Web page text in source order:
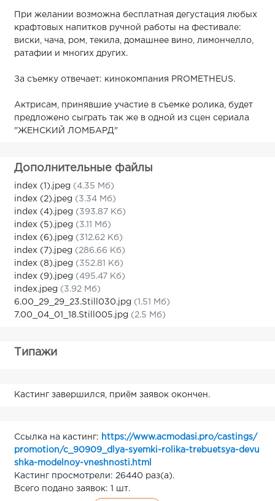
При желании возможна бесплатная дегустация любых
крафтовых напитков ручной работы на фестивале:
виски, чача, ром, текила, домашнее вино, лимончелло,
ратафии и многих других.
За съемку отвечает: кинокомпания PROMETHEUS.
Актрисам, принявшие участие в съемке ролика, будет
предложено сыграть так же в одной из сцен сериала
"ЖЕНСКИЙ ЛОМБАРД"
Дополнительные файлы
index (1).jpeg (4.35 Мб)
index (2).jpeg (3.34 Мб)
index (4).jpeg (393.87 Кб)
index (5).jpeg (3.11 Мб)
index (6).jpeg (312.62 Кб)
index (7).jpeg (286.66 Кб)
index (8).jpeg (352.81 Кб)
index (9).jpeg (495.47 Кб)
index.jpeg (3.92 Мб)
6.00_29_29_23.Still030.jpg (1.51 Мб)
7.00_04_01_18.Still005.jpg (2.5 Мб)
Типажи
Кастинг завершился, приём заявок окончен.
Ссылка на кастинг: https://www.acmodasi.pro/castings/
promotion/c_90909_dlya-syemki-rolika-trebuetsya-devu
shka-modelnoy-vneshnosti.html
Кастинг просмотрели: 26440 раз(а).
Всего подано заявок: 1 шт.